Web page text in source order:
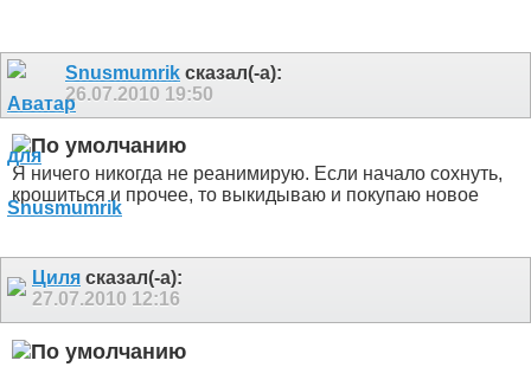
Snusmumrik сказал(-а):
26.07.2010 19:50
Я ничего никогда не реанимирую. Если начало сохнуть,
крошиться и прочее, то выкидываю и покупаю новое
Циля сказал(-а):
27.07.2010 12:16